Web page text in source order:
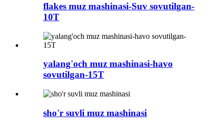
flakes muz mashinasi-Suv sovutilgan-
10T
yalang'och muz mashinasi-havo
sovutilgan-15T
sho'r suvli muz mashinasi